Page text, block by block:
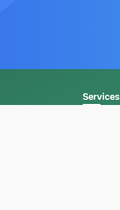
Services